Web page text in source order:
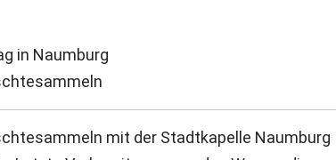
mit der Stadtkapelle Naumburg